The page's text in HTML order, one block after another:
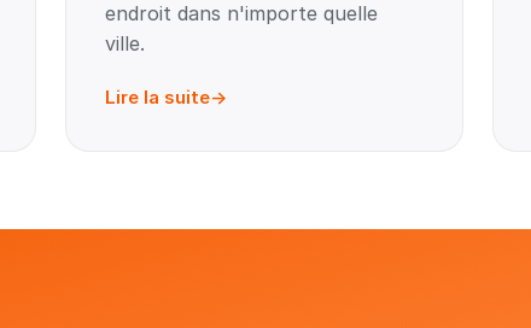
endroit dans n'importe quelle
ville.
Lire la suite